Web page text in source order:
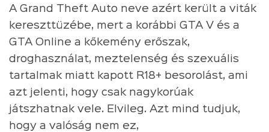
A Grand Theft Auto neve azért került a viták
kereszttüzébe, mert a korábbi GTA V és a
GTA Online a kőkemény erőszak,
droghasználat, meztelenség és szexuális
tartalmak miatt kapott R18+ besorolást, ami
azt jelenti, hogy csak nagykorúak
játszhatnak vele. Elvileg. Azt mind tudjuk,
hogy a valóság nem ez,